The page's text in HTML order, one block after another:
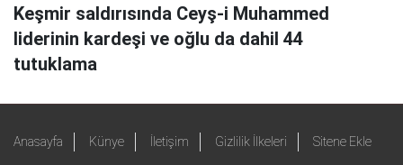
Keşmir saldırısında Ceyş-i Muhammed
liderinin kardeşi ve oğlu da dahil 44
tutuklama
Anasayfa Künye İletişim Gizlilik İlkeleri Sitene Ekle